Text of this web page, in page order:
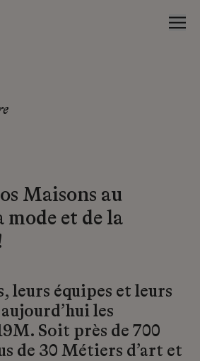
Maisons au
mode et de la
leurs équipes et leurs
les
Soit près de 700
de 30 Métiers d’art et